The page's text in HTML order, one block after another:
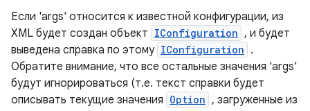
Если 'args' относится к известной конфигурации, из
XML будет создан объект IConfiguration , и будет
выведена справка по этому IConfiguration .
Обратите внимание, что все остальные значения 'args'
будут игнорироваться (т.е. текст справки будет
описывать текущие значения Option , загруженные из